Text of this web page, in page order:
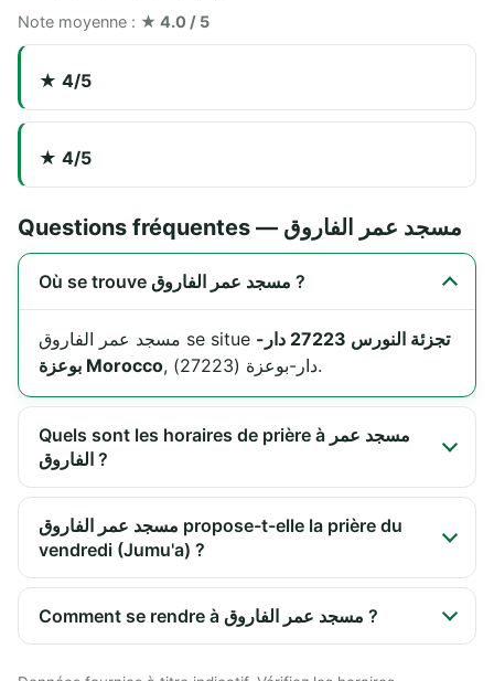
Note moyenne : ★ 4.0 / 5
★ 4/5
★ 4/5
Questions fréquentes — مسجد عمر الفاروق
Où se trouve مسجد عمر الفاروق ?
مسجد عمر الفاروق se situe تجزئة النورس 27223 دار-
بوعزة Morocco
, دار-بوعزة (27223).
Quels sont les horaires de prière à مسجد عمر
الفاروق ?
مسجد عمر الفاروق propose-t-elle la prière du
vendredi (Jumu'a) ?
Comment se rendre à مسجد عمر الفاروق ?